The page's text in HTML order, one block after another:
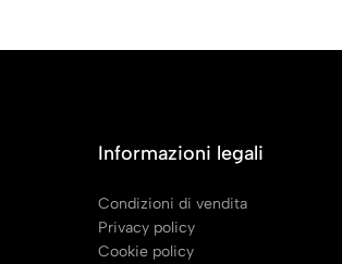
Informazioni legali
Condizioni di vendita
Privacy policy
Cookie policy